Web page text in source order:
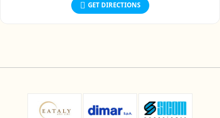
GET DIRECTIONS